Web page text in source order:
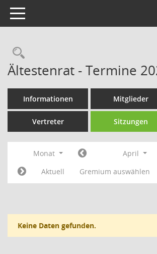
Toggle navigation
Rechercheauswahl
Ältestenrat - Termine
Informationen Mitglieder
Vertreter Sitzungen
Monat April
Aktuell
Gremium auswählen
Keine Daten gefunden.